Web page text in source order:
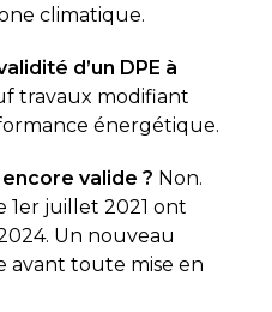
climatique.
d’un DPE à
travaux modifiant
énergétique.
encore valide ? Non.
1er juillet 2021 ont
Un nouveau
avant toute mise en